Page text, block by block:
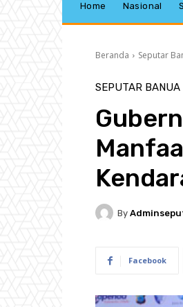
Home Nasional
Beranda Seputar
SEPUTAR BANUA
By
Facebook